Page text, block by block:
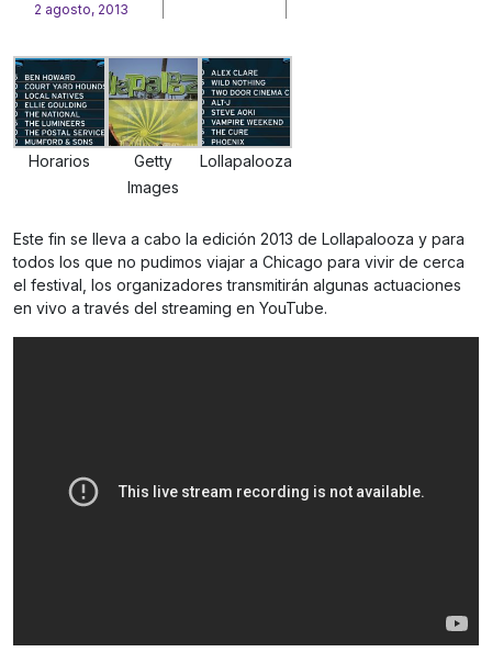
2 agosto, 2013
Horarios
Getty
Images
Lollapalooza
Este fin se lleva a cabo la edición 2013 de Lollapalooza y para
todos los que no pudimos viajar a Chicago para vivir de cerca
el festival, los organizadores transmitirán algunas actuaciones
en vivo a través del streaming en YouTube.